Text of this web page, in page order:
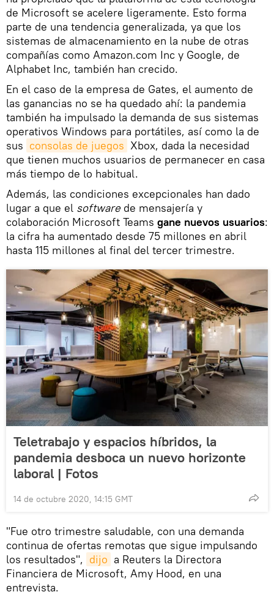
de Microsoft se acelere ligeramente. Esto forma
parte de una tendencia generalizada, ya que los
sistemas de almacenamiento en la nube de otras
compañías como Amazon.com Inc y Google, de
Alphabet Inc, también han crecido.
En el caso de la empresa de Gates, el aumento de
las ganancias no se ha quedado ahí: la pandemia
también ha impulsado la demanda de sus sistemas
operativos Windows para portátiles, así como la de
sus consolas de juegos Xbox, dada la necesidad
que tienen muchos usuarios de permanecer en casa
más tiempo de lo habitual.
Además, las condiciones excepcionales han dado
lugar a que el softwarede mensajería y
colaboración Microsoft Teams gane nuevos usuarios:
la cifra ha aumentado desde 75 millones en abril
hasta 115 millones al final del tercer trimestre.
Teletrabajo y espacios híbridos, la
pandemia desboca un nuevo horizonte
laboral | Fotos
14 de octubre 2020, 14:15 GMT
"Fue otro trimestre saludable, con una demanda
continua de ofertas remotas que sigue impulsando
los resultados", dijo a Reuters la Directora
Financiera de Microsoft, Amy Hood, en una
entrevista.